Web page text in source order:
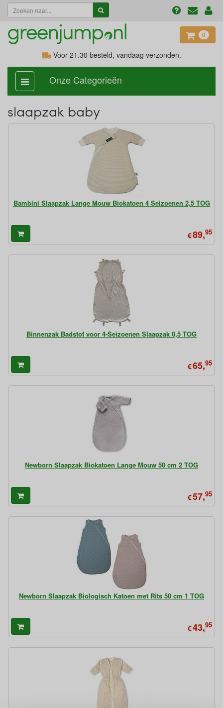
0
Voor 21.30 besteld, vandaag verzonden.
categorie
aan,
Onze Categorieën
slaapzak baby
Bambini Slaapzak Lange Mouw Biokatoen 4 Seizoenen 2,5 TOG
€89,95
Binnenzak Badstof voor 4-Seizoenen Slaapzak 0,5 TOG
€65,95
Newborn Slaapzak Biokatoen Lange Mouw 50 cm 2 TOG
€57,95
Newborn Slaapzak Biologisch Katoen met Rits 50 cm 1 TOG
€43,95